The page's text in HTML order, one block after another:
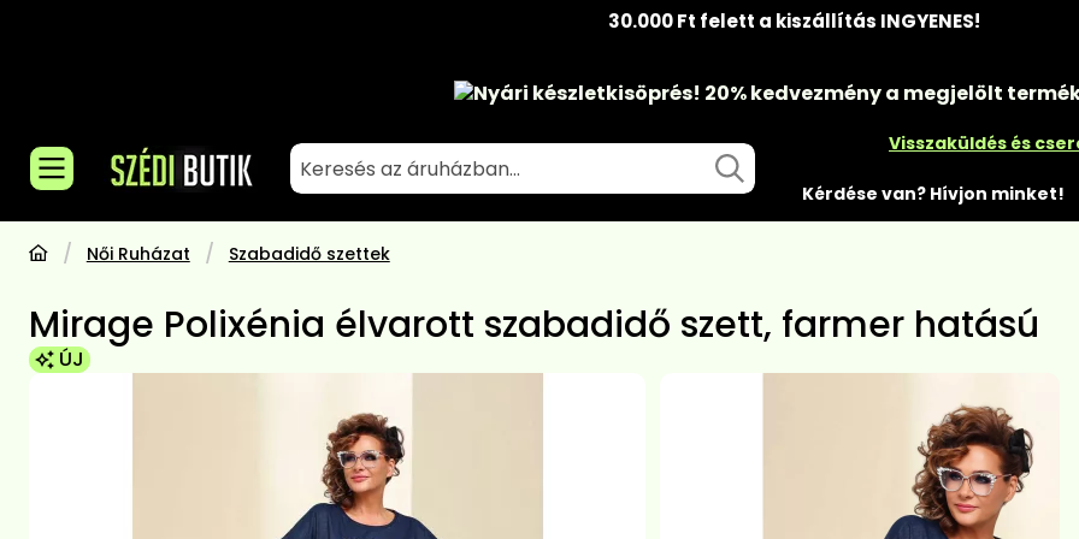
30.000 Ft felett a kiszállítás INGYENES!
Nyári készletkisöprés! 20% kedvezménya megjelölt
Visszaküldés és
Kérdése van? Hívjon minket!
Női Ruházat Szabadidő szettek
Mirage Polixénia élvarott szabadidő szett, farmer hatású
ÚJ